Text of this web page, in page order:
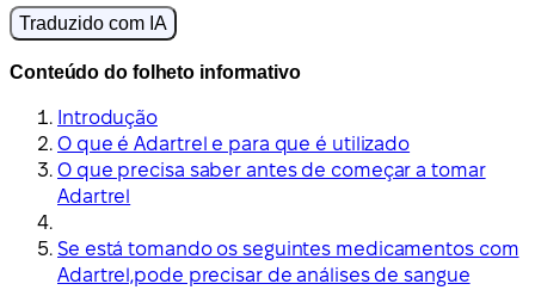
Traduzido com IA
Conteúdo do folheto informativo
Introdução
O que é Adartrel e para que é utilizado
O que precisa saber antes de começar a tomar
Adartrel
Se está tomando os seguintes medicamentos com
Adartrel,pode precisar de análises de sangue